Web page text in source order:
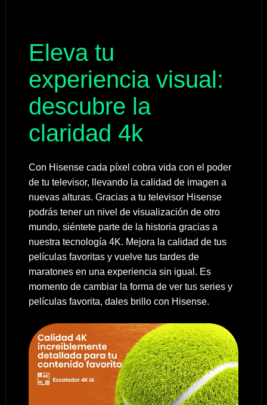
Eleva tu
experiencia visual:
descubre la
claridad 4k
Con Hisense cada píxel cobra vida con el poder
de tu televisor, llevando la calidad de imagen a
nuevas alturas. Gracias a tu televisor Hisense
podrás tener un nivel de visualización de otro
mundo, siéntete parte de la historia gracias a
nuestra tecnología 4K. Mejora la calidad de tus
películas favoritas y vuelve tus tardes de
maratones en una experiencia sin igual. Es
momento de cambiar la forma de ver tus series y
películas favorita, dales brillo con Hisense.